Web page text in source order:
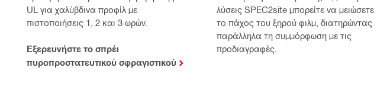
UL για χαλύβδινα προφίλ με
πιστοποιήσεις 1, 2 και 3 ωρών.
Εξερευνήστε το σπρέι
πυροπροστατευτικού σφραγιστικού
λύσεις SPEC2site μπορείτε να μειώσετε
το πάχος του ξηρού φιλμ, διατηρώντας
παράλληλα τη συμμόρφωση με τις
προδιαγραφές.